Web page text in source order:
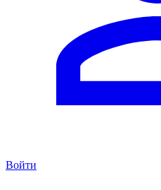
Войти